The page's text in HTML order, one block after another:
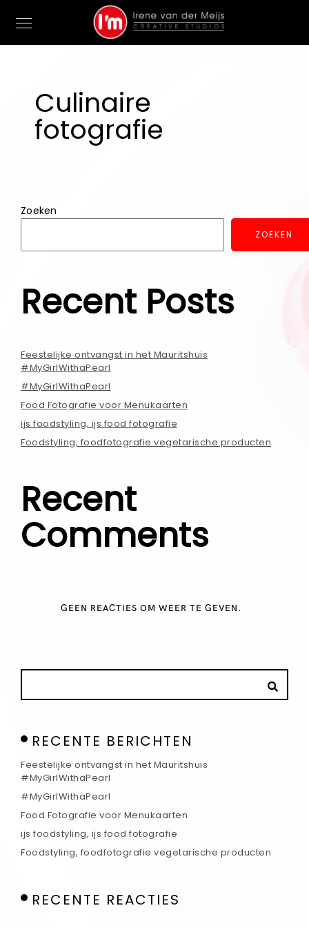
Culinaire
fotografie
Zoeken
ZOEKEN
Recent Posts
Feestelijke ontvangst in het Mauritshuis
#MyGirlWithaPearl
#MyGirlWithaPearl
Food Fotografie voor Menukaarten
ijs foodstyling, ijs food fotografie
Foodstyling, foodfotografie vegetarische producten
Recent
Comments
GEEN REACTIES OM WEER TE GEVEN.
RECENTE BERICHTEN
Feestelijke ontvangst in het Mauritshuis
#MyGirlWithaPearl
#MyGirlWithaPearl
Food Fotografie voor Menukaarten
ijs foodstyling, ijs food fotografie
Foodstyling, foodfotografie vegetarische producten
RECENTE REACTIES